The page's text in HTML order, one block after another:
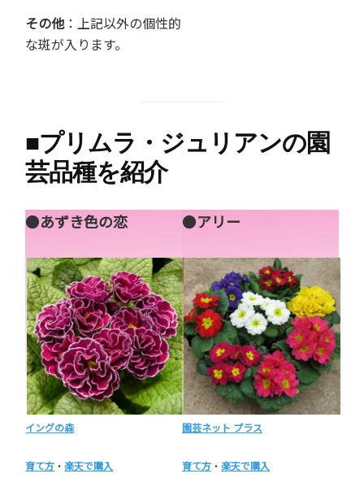
その他：上記以外の個性的
な斑が入ります。
■プリムラ・ジュリアンの園
芸品種を紹介
●あずき色の恋
イングの森
育て方 ・楽天で購入
●アリー
園芸ネット プラス
育て方 ・ 楽天で購入